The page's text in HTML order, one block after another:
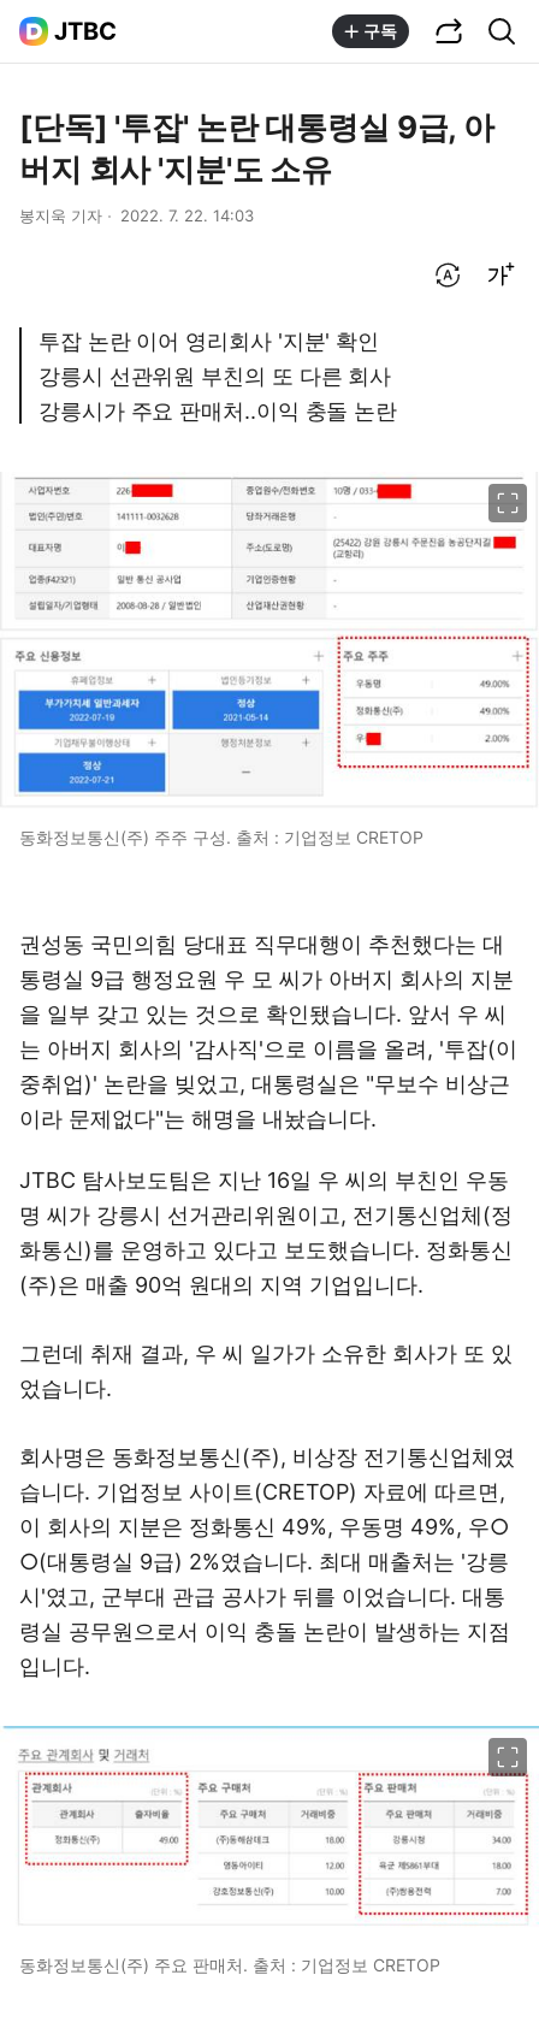
JTBC 구독
[단독] '투잡' 논란 대통령실 9급, 아
버지 회사 '지분'도 소유
봉지욱 기자 2022. 7. 22. 14:03
투잡 논란 이어 영리회사 '지분' 확인
강릉시 선관위원 부친의 또 다른 회사
강릉시가 주요 판매처..이익 충돌 논란
동화정보통신(주) 주주 구성. 출처 : 기업정보 CRETOP
권성동 국민의힘 당대표 직무대행이 추천했다는 대
통령실 9급 행정요원 우 모 씨가 아버지 회사의 지분
을 일부 갖고 있는 것으로 확인됐습니다. 앞서 우 씨
는 아버지 회사의 '감사직'으로 이름을 올려, '투잡(이
중취업)' 논란을 빚었고, 대통령실은 "무보수 비상근
이라 문제없다"는 해명을 내놨습니다.
JTBC 탐사보도팀은 지난 16일 우 씨의 부친인 우동
명 씨가 강릉시 선거관리위원이고, 전기통신업체(정
화통신)를 운영하고 있다고 보도했습니다. 정화통신
(주)은 매출 90억 원대의 지역 기업입니다.
그런데 취재 결과, 우 씨 일가가 소유한 회사가 또 있
었습니다.
회사명은 동화정보통신(주), 비상장 전기통신업체였
습니다. 기업정보 사이트(CRETOP) 자료에 따르면,
이 회사의 지분은 정화통신 49%, 우동명 49%, 우○
○(대통령실 9급) 2%였습니다. 최대 매출처는 '강릉
시'였고, 군부대 관급 공사가 뒤를 이었습니다. 대통
령실 공무원으로서 이익 충돌 논란이 발생하는 지점
입니다.
동화정보통신(주) 주요 판매처. 출처 : 기업정보 CRETOP